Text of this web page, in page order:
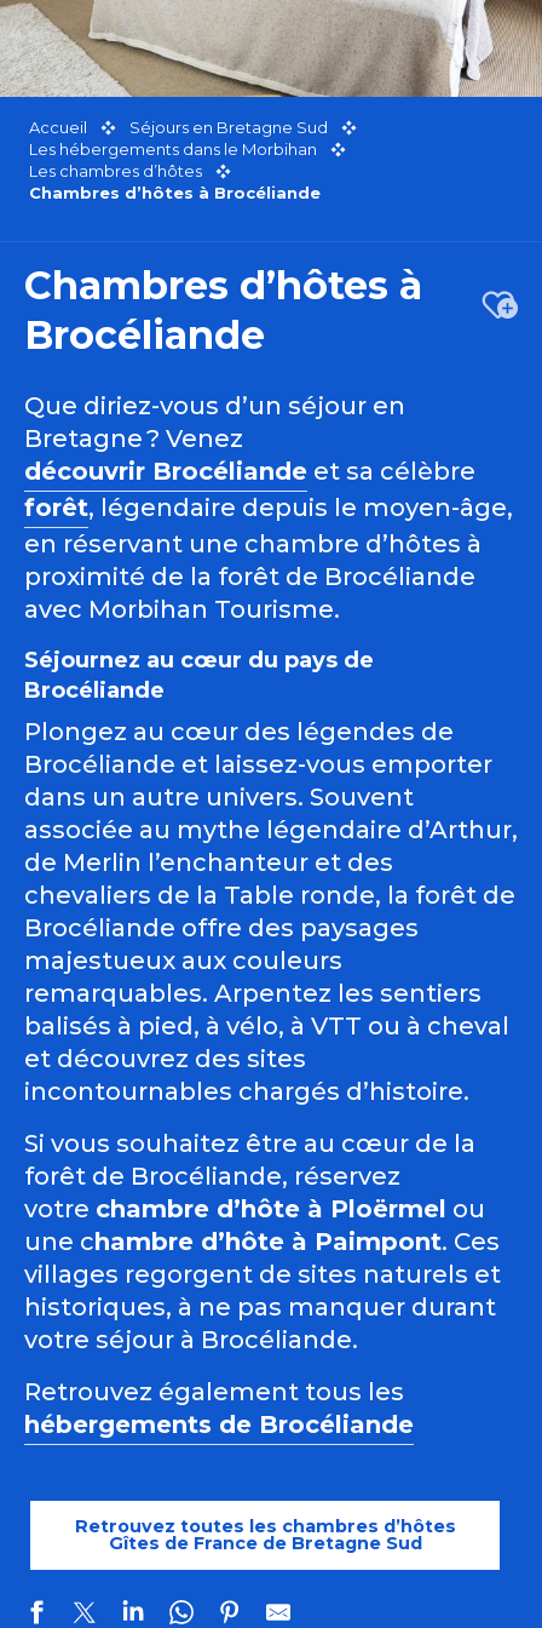
Accueil
Séjours en Bretagne Sud
Les hébergements dans le Morbihan
Les chambres d’hôtes
Chambres d’hôtes à Brocéliande
Chambres d’hôtes à
Brocéliande
Que diriez-vous d’un séjour en
Bretagne ? Venez
découvrir Brocéliande et sa célèbre
forêt, légendaire depuis le moyen-âge,
en réservant une chambre d’hôtes à
proximité de la forêt de Brocéliande
avec Morbihan Tourisme.
Séjournez au cœur du pays de
Brocéliande
Plongez au cœur des légendes de
Brocéliande et laissez-vous emporter
dans un autre univers. Souvent
associée au mythe légendaire d’Arthur,
de Merlin l’enchanteur et des
chevaliers de la Table ronde, la forêt de
Brocéliande offre des paysages
majestueux aux couleurs
remarquables. Arpentez les sentiers
balisés à pied, à vélo, à VTT ou à cheval
et découvrez des sites
incontournables chargés d’histoire.
Si vous souhaitez être au cœur de la
forêt de Brocéliande, réservez
votre chambre d’hôte à Ploërmel ou
une chambre d’hôte à Paimpont. Ces
villages regorgent de sites naturels et
historiques, à ne pas manquer durant
votre séjour à Brocéliande.
Retrouvez également tous les
hébergements de Brocéliande
Retrouvez toutes les chambres d’hôtes
Gîtes de France de Bretagne Sud